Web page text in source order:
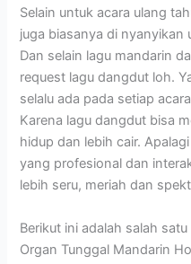
Selain untuk acara ulang
juga biasanya di nyanyikan
Dan selain lagu mandarin
request lagu dangdut loh.
selalu ada pada setiap
Karena lagu dangdut bisa
hidup dan lebih cair.
yang profesional dan
lebih seru, meriah dan
Berikut ini adalah salah
Organ Tunggal Mandarin